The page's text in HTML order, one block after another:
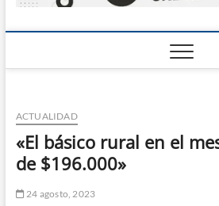
ACTUALIDAD
«El básico rural en el
de $196.000»
24 agosto, 2023